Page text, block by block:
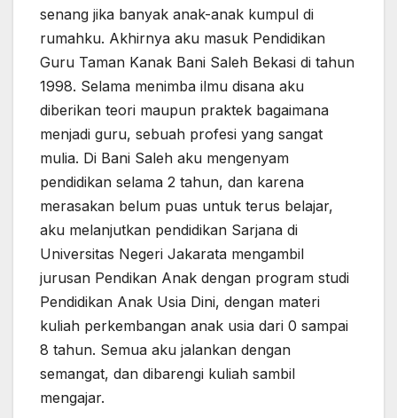
senang jika banyak anak-anak kumpul di
rumahku. Akhirnya aku masuk Pendidikan
Guru Taman Kanak Bani Saleh Bekasi di tahun
1998. Selama menimba ilmu disana aku
diberikan teori maupun praktek bagaimana
menjadi guru, sebuah profesi yang sangat
mulia. Di Bani Saleh aku mengenyam
pendidikan selama 2 tahun, dan karena
merasakan belum puas untuk terus belajar,
aku melanjutkan pendidikan Sarjana di
Universitas Negeri Jakarata mengambil
jurusan Pendikan Anak dengan program studi
Pendidikan Anak Usia Dini, dengan materi
kuliah perkembangan anak usia dari 0 sampai
8 tahun. Semua aku jalankan dengan
semangat, dan dibarengi kuliah sambil
mengajar.